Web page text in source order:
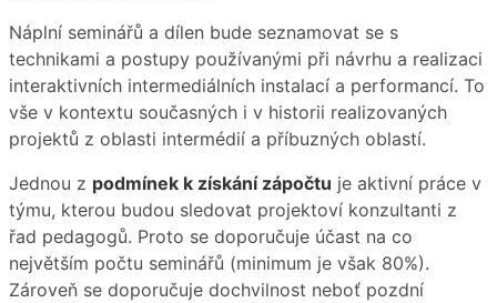
Náplní seminářů a dílen bude seznamovat se s
technikami a postupy používanými při návrhu a realizaci
interaktivních intermediálních instalací a performancí. To
vše v kontextu současných i v historii realizovaných
projektů z oblasti intermédií a příbuzných oblastí.
Jednou z podmínek k získání zápočtu je aktivní práce v
týmu, kterou budou sledovat projektoví konzultanti z
řad pedagogů. Proto se doporučuje účast na co
největším počtu seminářů (minimum je však 80%).
Zároveň se doporučuje dochvilnost neboť pozdní